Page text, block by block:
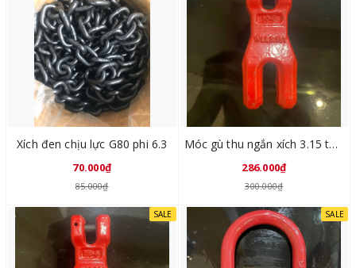
Xích đen chịu lực G80 phi 6.3
70.000₫
85.000₫
Móc gù thu ngắn xích 3.15 tấn GL8012-03
286.000₫
300.000₫
SALE SALE